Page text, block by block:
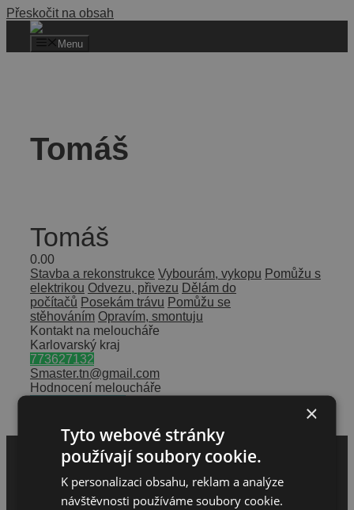
Přeskočit na obsah
Menu
Tomáš
Tomáš
0.00
Stavba a rekonstrukce Vybourám, vykopu Pomůžu s
elektrikou Odvezu, přivezu Dělám do
počítačů Posekám trávu Pomůžu se
stěhováním Opravím, smontuju
Kontakt na meloucháře
Karlovarský kraj
773627132
Smaster.tn@gmail.com
Hodnocení meloucháře
×
Tyto webové stránky
používají soubory cookie.
K personalizaci obsahu, reklam a analýze
návštěvnosti používáme soubory cookie.